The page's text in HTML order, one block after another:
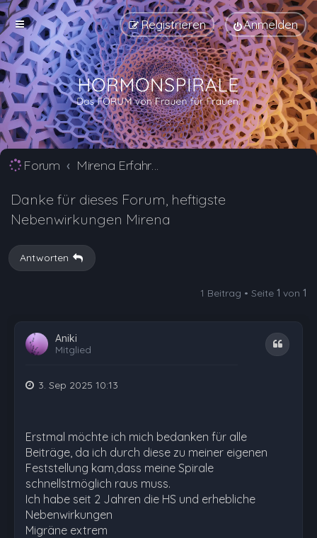
Anmelden
Registrieren
Forum Mirena Erfahrungsberichte und Nebenwirkungen
Danke für dieses Forum, heftigste
Nebenwirkungen Mirena
Antworten
1 Beitrag • Seite 1 von 1
Aniki
Mitglied
Zitat
3. Sep 2025 10:13
Erstmal möchte ich mich bedanken für alle
Beiträge, da ich durch diese zu meiner eigenen
Feststellung kam,dass meine Spirale
schnellstmöglich raus muss.
Ich habe seit 2 Jahren die HS und erhebliche
Nebenwirkungen
Migräne extrem